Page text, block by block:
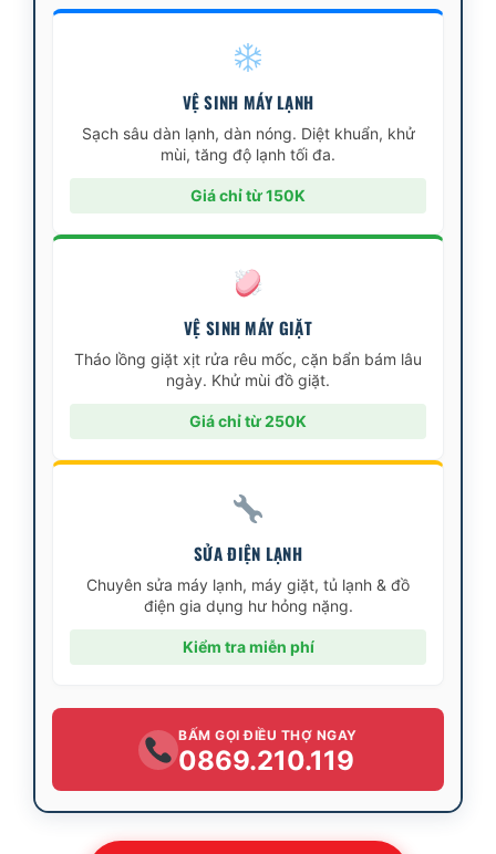
VỆ SINH MÁY LẠNH
Sạch sâu dàn lạnh, dàn nóng. Diệt khuẩn, khử
mùi, tăng độ lạnh tối đa.
Giá chỉ từ 150K
VỆ SINH MÁY GIẶT
Tháo lồng giặt xịt rửa rêu mốc, cặn bẩn bám lâu
ngày. Khử mùi đồ giặt.
Giá chỉ từ 250K
SỬA ĐIỆN LẠNH
Chuyên sửa máy lạnh, máy giặt, tủ lạnh & đồ
điện gia dụng hư hỏng nặng.
Kiểm tra miễn phí
BẤM GỌI ĐIỀU THỢ NGAY
0869.210.119